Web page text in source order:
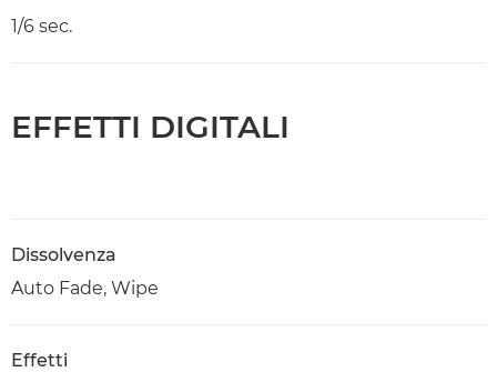
1/6 sec.
EFFETTI DIGITALI
Dissolvenza
Auto Fade, Wipe
Effetti